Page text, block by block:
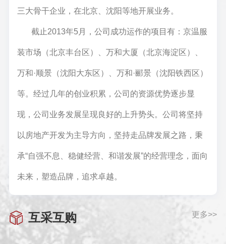
三大骨干企业，在北京、沈阳等地开展业务。
截止2013年5月，公司成功运作的项目有：京温服
装市场（北京丰台区）、万和大厦（北京海淀区）、
万和·顺景（沈阳大东区）、万和·郦景（沈阳铁西区）
等。经过几年的创业积累，公司的资源优势逐步显
现，公司业务发展呈现良好的上升势头。公司将坚持
以房地产开发为主导方向，坚持走品牌发展之路，秉
承“自强不息、稳健经营、和谐发展”的经营理念，面向
未来，塑造品牌，追求卓越。
更多>>
互采互购